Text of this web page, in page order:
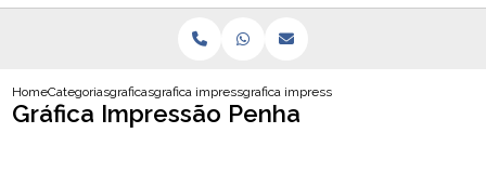
HomeCategoriasgraficasgrafica impressao em lonagrafica impressao penha
Gráfica Impressão Penha